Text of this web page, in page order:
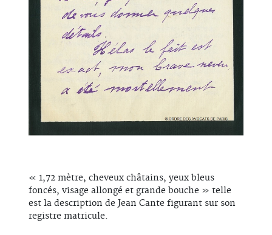
« 1,72 mètre, cheveux châtains, yeux bleus
foncés, visage allongé et grande bouche » telle
est la description de Jean Cante figurant sur son
registre matricule.